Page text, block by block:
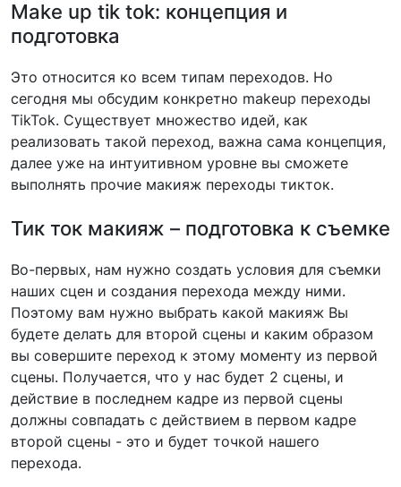
Make up tik tok: концепция и
подготовка
Это относится ко всем типам переходов. Но
сегодня мы обсудим конкретно makeup переходы
TikTok. Существует множество идей, как
реализовать такой переход, важна сама концепция,
далее уже на интуитивном уровне вы сможете
выполнять прочие макияж переходы тикток.
Тик ток макияж – подготовка к съемке
Во-первых, нам нужно создать условия для съемки
наших сцен и создания перехода между ними.
Поэтому вам нужно выбрать какой макияж Вы
будете делать для второй сцены и каким образом
вы совершите переход к этому моменту из первой
сцены. Получается, что у нас будет 2 сцены, и
действие в последнем кадре из первой сцены
должны совпадать с действием в первом кадре
второй сцены - это и будет точкой нашего
перехода.